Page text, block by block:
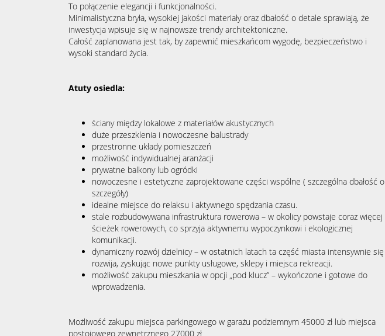
To połączenie elegancji i funkcjonalności.
Minimalistyczna bryła, wysokiej jakości materiały oraz dbałość o detale sprawiają, że
inwestycja wpisuje się w najnowsze trendy architektoniczne.
Całość zaplanowana jest tak, by zapewnić mieszkańcom wygodę, bezpieczeństwo i
wysoki standard życia.
Atuty osiedla:
ściany między lokalowe z materiałów akustycznych
duże przeszklenia i nowoczesne balustrady
przestronne układy pomieszczeń
możliwość indywidualnej aranżacji
prywatne balkony lub ogródki
nowoczesne i estetyczne zaprojektowane części wspólne ( szczególna dbałość o
szczegóły)
idealne miejsce do relaksu i aktywnego spędzania czasu.
stale rozbudowywana infrastruktura rowerowa – w okolicy powstaje coraz więcej
ścieżek rowerowych, co sprzyja aktywnemu wypoczynkowi i ekologicznej
komunikacji.
dynamiczny rozwój dzielnicy – w ostatnich latach ta część miasta intensywnie się
rozwija, zyskując nowe punkty usługowe, sklepy i miejsca rekreacji.
możliwość zakupu mieszkania w opcji „pod klucz” – wykończone i gotowe do
wprowadzenia.
Możliwość zakupu miejsca parkingowego w garażu podziemnym 45000 zł lub miejsca
postojowego zewnetrznego 27000 zł